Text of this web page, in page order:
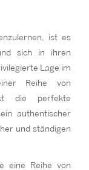
ist es
sich in ihren
Lage im
Reihe von
die perfekte
authentischer
und ständigen
eine Reihe von